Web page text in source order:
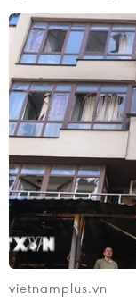
vietnamplus.vn